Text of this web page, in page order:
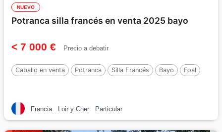
NUEVO
Potranca silla francés en venta 2025 bayo
< 7 000 € Precio a debatir
Caballo en venta Potranca Silla Francés Bayo Foal
Francia Loir y Cher Particular